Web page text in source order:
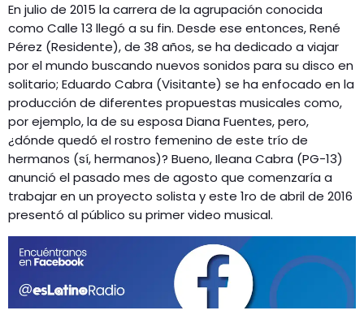
ACTUALIDAD
ESPECTÁCULOS
GEEKERS
MÚSICA
ENTRETENIMIENTO
PROGRAMACIÓN
INICIO
RADIO SPLENDID
CONTACTO
En julio de 2015 la carrera de la agrupación conocida
como Calle 13 llegó a su fin. Desde ese entonces, René
Pérez (Residente), de 38 años, se ha dedicado a viajar
por el mundo buscando nuevos sonidos para su disco en
solitario; Eduardo Cabra (Visitante) se ha enfocado en la
producción de diferentes propuestas musicales como,
por ejemplo, la de su esposa Diana Fuentes, pero,
¿dónde quedó el rostro femenino de este trío de
hermanos (sí, hermanos)? Bueno, Ileana Cabra (PG-13)
anunció el pasado mes de agosto que comenzaría a
trabajar en un proyecto solista y este 1ro de abril de 2016
presentó al público su primer video musical.